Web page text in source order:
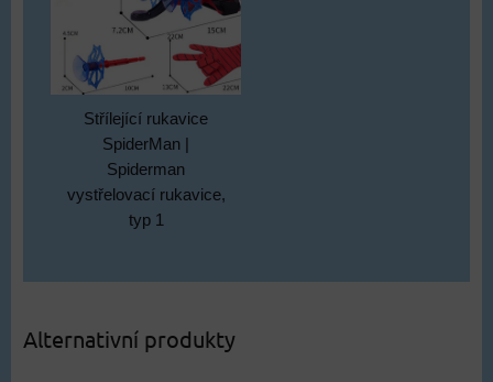
Střílející rukavice
SpiderMan |
Spiderman
vystřelovací rukavice,
typ 1
Alternativní produkty